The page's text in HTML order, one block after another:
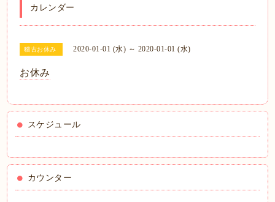
カレンダー
稽古お休み 2020-01-01 (水) ～ 2020-01-01 (水)
お休み
スケジュール
カウンター